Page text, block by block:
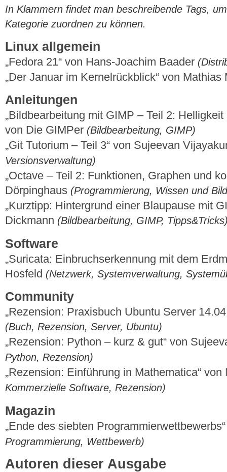
In Klammern findet man beschreibende Tags,
Kategorie zuordnen zu können.
Linux allgemein
„Fedora 21“ von Hans-Joachim Baader
„Der Januar im Kernelrückblick“ von
Anleitungen
„Bildbearbeitung mit GIMP – Teil 2:
von Die GIMPer (Bildbearbeitung, GIMP)
„Git Tutorium – Teil 3“ von Sujeevan
Versionsverwaltung)
„Octave – Teil 2: Funktionen, Graphen und
Dörpinghaus (Programmierung, Wissen und
„Kurztipp: Hintergrund einer Blaupause mit
Dickmann (Bildbearbeitung, GIMP,
Software
„Suricata: Einbruchserkennung mit dem
Hosfeld (Netzwerk, Systemverwaltung,
Community
„Rezension: Praxisbuch Ubuntu Server
(Buch, Rezension, Server, Ubuntu)
„Rezension: Python – kurz & gut“ von
Python, Rezension)
„Rezension: Einführung in Mathematica“
Kommerzielle Software, Rezension)
Magazin
„Ende des siebten
Programmierung, Wettbewerb)
Autoren dieser Ausgabe